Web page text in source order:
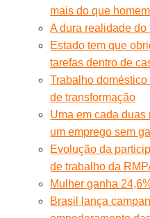
mais do que
A dura realidade do
Estado tem que
tarefas dentro de
Trabalho
de transformação
Uma em cada
um emprego sem
Evolução da
de trabalho da
Mulher ganha
Brasil lança